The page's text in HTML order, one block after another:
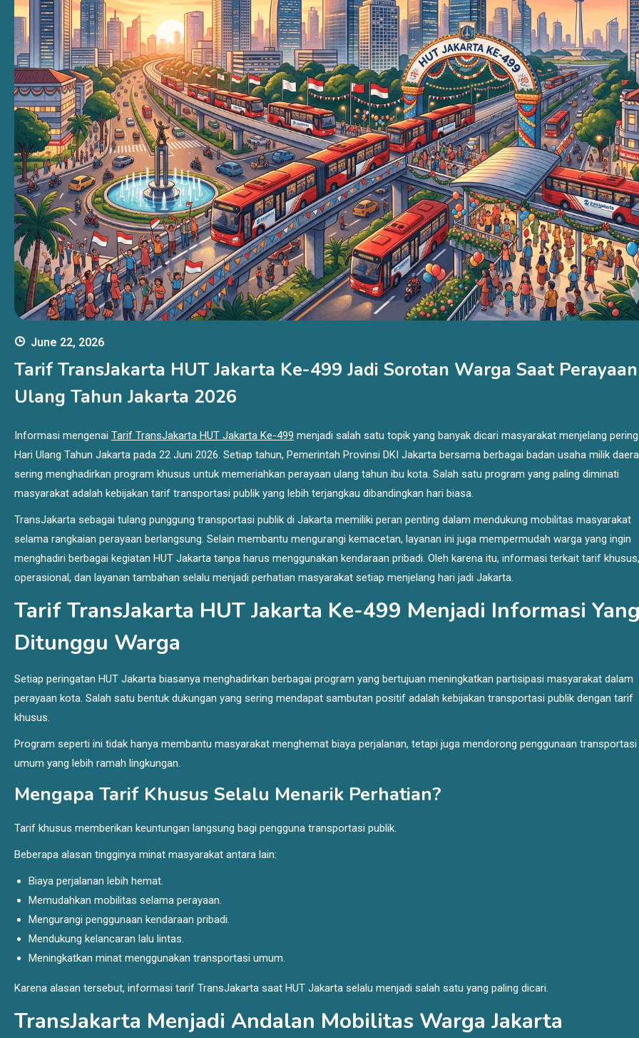
June 22, 2026
Tarif TransJakarta HUT Jakarta Ke-499 Jadi Sorotan Warga Saat Perayaan
Ulang Tahun Jakarta 2026
Informasi mengenai Tarif TransJakarta HUT Jakarta Ke-499 menjadi salah satu topik yang banyak dicari masyarakat menjelang
Hari Ulang Tahun Jakarta pada 22 Juni 2026. Setiap tahun, Pemerintah Provinsi DKI Jakarta bersama berbagai badan usaha milik
sering menghadirkan program khusus untuk memeriahkan perayaan ulang tahun ibu kota. Salah satu program yang paling diminati
masyarakat adalah kebijakan tarif transportasi publik yang lebih terjangkau dibandingkan hari biasa.
TransJakarta sebagai tulang punggung transportasi publik di Jakarta memiliki peran penting dalam mendukung mobilitas masyarakat
selama rangkaian perayaan berlangsung. Selain membantu mengurangi kemacetan, layanan ini juga mempermudah warga yang ingin
menghadiri berbagai kegiatan HUT Jakarta tanpa harus menggunakan kendaraan pribadi. Oleh karena itu, informasi terkait tarif
operasional, dan layanan tambahan selalu menjadi perhatian masyarakat setiap menjelang hari jadi Jakarta.
Tarif TransJakarta HUT Jakarta Ke-499 Menjadi Informasi
Ditunggu Warga
Setiap peringatan HUT Jakarta biasanya menghadirkan berbagai program yang bertujuan meningkatkan partisipasi masyarakat dalam
perayaan kota. Salah satu bentuk dukungan yang sering mendapat sambutan positif adalah kebijakan transportasi publik dengan tarif
khusus.
Program seperti ini tidak hanya membantu masyarakat menghemat biaya perjalanan, tetapi juga mendorong penggunaan transportasi
umum yang lebih ramah lingkungan.
Mengapa Tarif Khusus Selalu Menarik Perhatian?
Tarif khusus memberikan keuntungan langsung bagi pengguna transportasi publik.
Beberapa alasan tingginya minat masyarakat antara lain:
Biaya perjalanan lebih hemat.
Memudahkan mobilitas selama perayaan.
Mengurangi penggunaan kendaraan pribadi.
Mendukung kelancaran lalu lintas.
Meningkatkan minat menggunakan transportasi umum.
Karena alasan tersebut, informasi tarif TransJakarta saat HUT Jakarta selalu menjadi salah satu yang paling dicari.
TransJakarta Menjadi Andalan Mobilitas Warga Jakarta